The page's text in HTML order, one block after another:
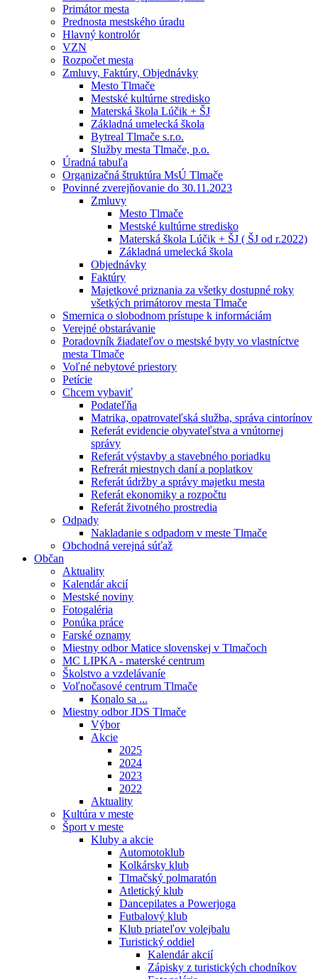
Primátor mesta
Prednosta mestského úradu
Hlavný kontrolór
VZN
Rozpočet mesta
Zmluvy, Faktúry, Objednávky
Mesto Tlmače
Mestské kultúrne stredisko
Materská škola Lúčik + ŠJ
Základná umelecká škola
Bytreal Tlmače s.r.o.
Služby mesta Tlmače, p.o.
Úradná tabuľa
Organizačná štruktúra MsÚ Tlmače
Povinné zverejňovanie do 30.11.2023
Zmluvy
Mesto Tlmače
Mestské kultúrne stredisko
Materská škola Lúčik + ŠJ ( ŠJ od r.2022)
Základná umelecká škola
Objednávky
Faktúry
Majetkové priznania za všetky dostupné roky
všetkých primátorov mesta Tlmače
Smernica o slobodnom prístupe k informáciám
Verejné obstarávanie
Poradovník žiadateľov o mestské byty vo vlastníctve
mesta Tlmače
Voľné nebytové priestory
Petície
Chcem vybaviť
Podateľňa
Matrika, opatrovateľská služba, správa cintorínov
Referát evidencie obyvateľstva a vnútornej
správy
Referát výstavby a stavebného poriadku
Refrerát miestnych daní a poplatkov
Referát údržby a správy majetku mesta
Referát ekonomiky a rozpočtu
Referát životného prostredia
Odpady
Nakladanie s odpadom v meste Tlmače
Obchodná verejná súťaž
Občan
Aktuality
Kalendár akcií
Mestské noviny
Fotogaléria
Ponúka práce
Farské oznamy
Miestny odbor Matice slovenskej v Tlmačoch
MC LIPKA - materské centrum
Školstvo a vzdelávaníe
Voľnočasové centrum Tlmače
Konalo sa ...
Miestny odbor JDS Tlmače
Výbor
Akcie
2025
2024
2023
2022
Aktuality
Kultúra v meste
Šport v meste
Kluby a akcie
Automotoklub
Kolkársky klub
Tlmačský polmaratón
Atletický klub
Dancepilates a Powerjoga
Futbalový klub
Klub priateľov volejbalu
Turistický oddiel
Kalendár akcií
Zápisky z turistických chodníkov